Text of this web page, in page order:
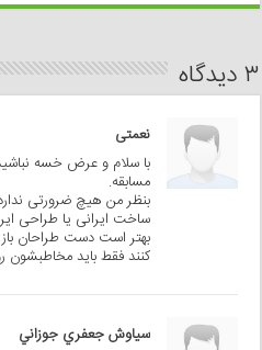
۳ دیدگاه
نعمتی
با سلام و عرض خسه
مسابقه.
بنظر من هیچ ضرورتی
ساخت ایرانی یا طراحی
بهتر است دست طراحان
کنند فقط باید مخاطبشون
سياوش جعفري جوزاني